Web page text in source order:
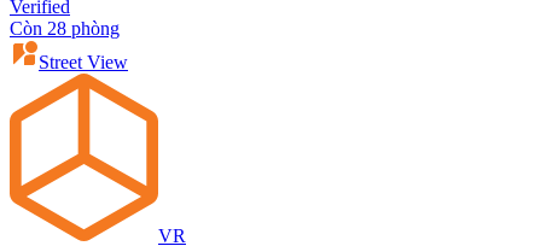
Verified
Còn 28 phòng
Street View
VR